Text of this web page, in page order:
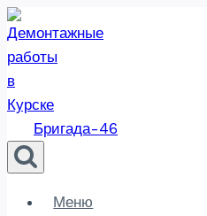
Перейти
к
содержанию
Бригада-46
Меню